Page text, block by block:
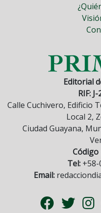
Editorial
RIF:
Calle Cuchivero, Edificio
Local 2,
Ciudad Guayana,
Código
Tel:+58-
Email: